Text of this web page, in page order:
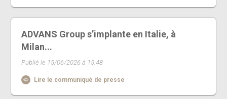
ADVANS Group s’implante en Italie, à
Milan...
Publié le 15/06/2026 à 15:48
Lire le communiqué de presse